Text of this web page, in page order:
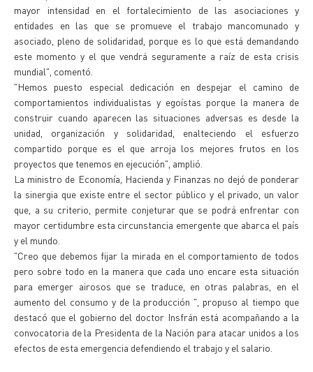
mayor intensidad en el fortalecimiento de las asociaciones y
entidades en las que se promueve el trabajo mancomunado y
asociado, pleno de solidaridad, porque es lo que está demandando
este momento y el que vendrá seguramente a raíz de esta crisis
mundial", comentó.
"Hemos puesto especial dedicación en despejar el camino de
comportamientos individualistas y egoístas porque la manera de
construir cuando aparecen las situaciones adversas es desde la
unidad, organización y solidaridad, enalteciendo el esfuerzo
compartido porque es el que arroja los mejores frutos en los
proyectos que tenemos en ejecución", amplió.
La ministro de Economía, Hacienda y Finanzas no dejó de ponderar
la sinergia que existe entre el sector público y el privado, un valor
que, a su criterio, permite conjeturar que se podrá enfrentar con
mayor certidumbre esta circunstancia emergente que abarca el país
y el mundo.
"Creo que debemos fijar la mirada en el comportamiento de todos
pero sobre todo en la manera que cada uno encare esta situación
para emerger airosos que se traduce, en otras palabras, en el
aumento del consumo y de la producción ", propuso al tiempo que
destacó que el gobierno del doctor Insfrán está acompañando a la
convocatoria de la Presidenta de la Nación para atacar unidos a los
efectos de esta emergencia defendiendo el trabajo y el salario.